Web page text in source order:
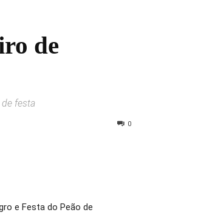
de
festa
0
e Festa do Peão de